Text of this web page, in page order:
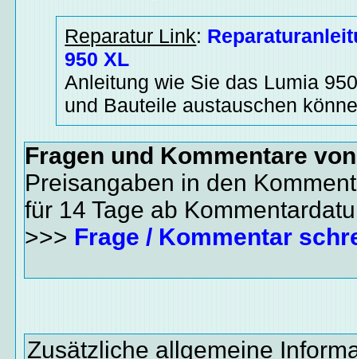
Reparatur Link:
950 XL
Anleitung wie Sie das Lumia
und Bauteile austauschen
Fragen und Kommentare
Preisangaben in den
für 14 Tage ab
>>> Frage / Kommentar
Zusätzliche allgemeine